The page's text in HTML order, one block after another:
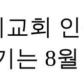
회
는 8